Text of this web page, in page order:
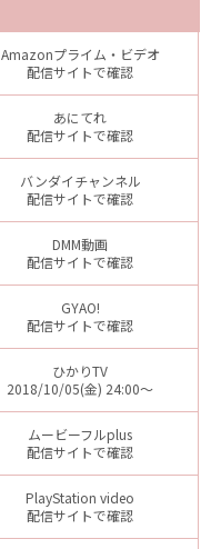
Amazonプライム・ビデオ
配信サイトで確認
あにてれ
配信サイトで確認
バンダイチャンネル
配信サイトで確認
DMM動画
配信サイトで確認
GYAO!
配信サイトで確認
ひかりTV
2018/10/05(金) 24:00～
ムービーフルplus
配信サイトで確認
PlayStation video
配信サイトで確認